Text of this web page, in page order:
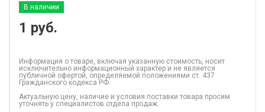
В наличии
1 руб.
Информация о товаре, включая указанную стоимость, носит
исключительно информационный характер и не является
публичной офертой, определяемой положениями ст. 437
Гражданского кодекса РФ.
Актуальную цену, наличие и условия поставки товара просим
уточнять у специалистов отдела продаж.